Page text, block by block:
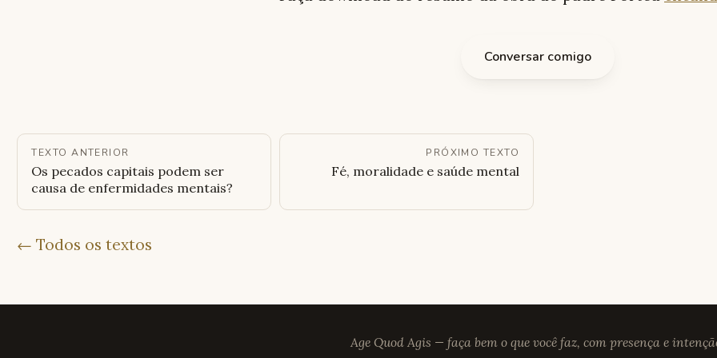
Conversar comigo
TEXTO ANTERIOR
Os pecados capitais podem ser
causa de enfermidades mentais?
PRÓXIMO TEXTO
Fé, moralidade e saúde mental
← Todos os textos
Age Quod Agis — faça bem o que você faz, com presença e